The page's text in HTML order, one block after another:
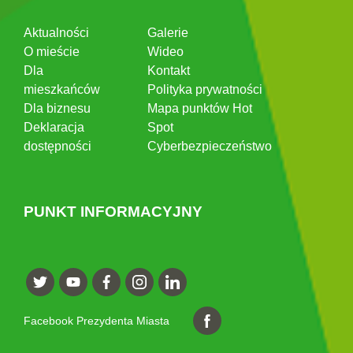
Aktualności
O mieście
Dla
mieszkańców
Dla biznesu
Deklaracja
dostępności
Galerie
Wideo
Kontakt
Polityka prywatności
Mapa punktów Hot
Spot
Cyberbezpieczeństwo
PUNKT INFORMACYJNY
Facebook Prezydenta Miasta